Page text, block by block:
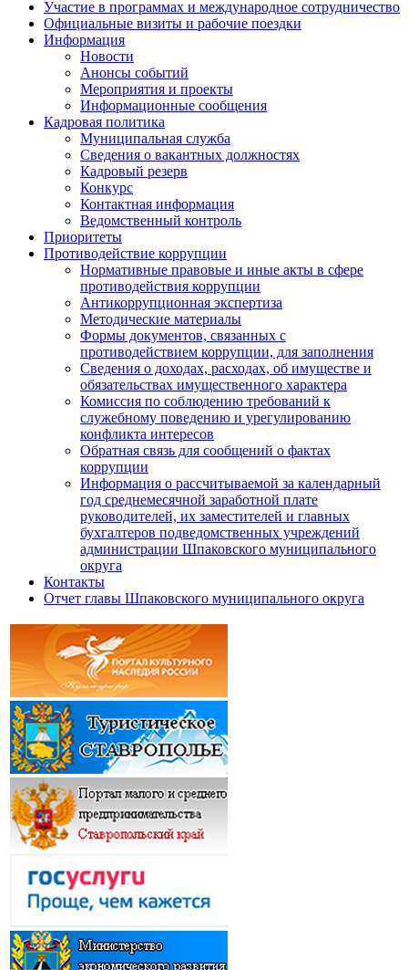
Участие в программах и международное сотрудничество
Официальные визиты и рабочие поездки
Информация
Новости
Анонсы событий
Мероприятия и проекты
Информационные сообщения
Кадровая политика
Муниципальная служба
Сведения о вакантных должностях
Кадровый резерв
Конкурс
Контактная информация
Ведомственный контроль
Приоритеты
Противодействие коррупции
Нормативные правовые и иные акты в сфере
противодействия коррупции
Антикоррупционная экспертиза
Методические материалы
Формы документов, связанных с
противодействием коррупции, для заполнения
Сведения о доходах, расходах, об имуществе и
обязательствах имущественного характера
Комиссия по соблюдению требований к
служебному поведению и урегулированию
конфликта интересов
Обратная связь для сообщений о фактах
коррупции
Информация о рассчитываемой за календарный
год среднемесячной заработной плате
руководителей, их заместителей и главных
бухгалтеров подведомственных учреждений
администрации Шпаковского муниципального
округа
Контакты
Отчет главы Шпаковского муниципального округа